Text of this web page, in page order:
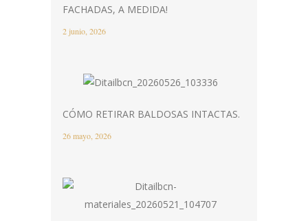
FACHADAS, A MEDIDA!
2 junio, 2026
CÓMO RETIRAR BALDOSAS INTACTAS.
26 mayo, 2026